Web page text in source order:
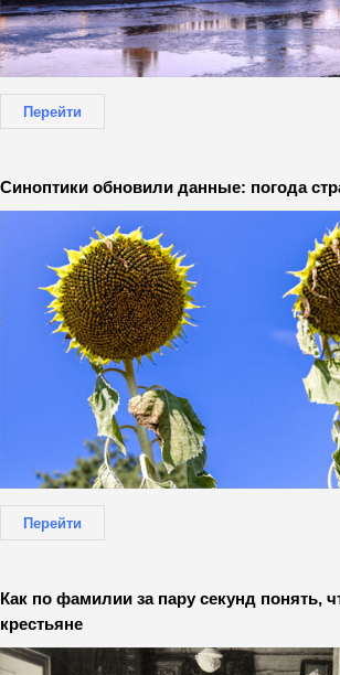
Перейти
Синоптики обновили данные: погода
Перейти
Как по фамилии за пару секунд понять,
крестьяне